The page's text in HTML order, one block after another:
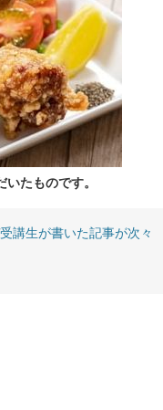
たものです。
講生が書いた記事が次々